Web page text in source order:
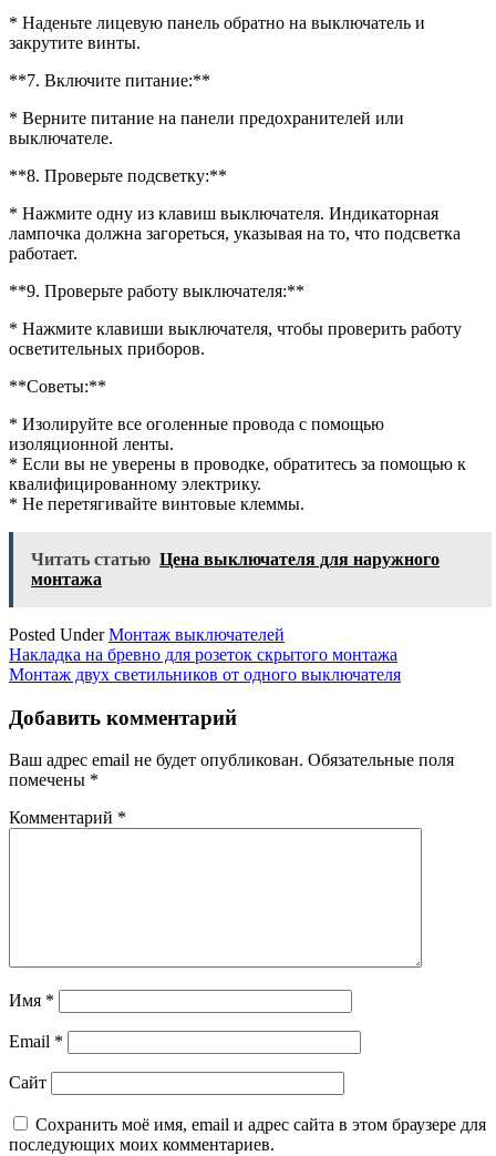
* Наденьте лицевую панель обратно на выключатель и
закрутите винты.
**7. Включите питание:**
* Верните питание на панели предохранителей или
выключателе.
**8. Проверьте подсветку:**
* Нажмите одну из клавиш выключателя. Индикаторная
лампочка должна загореться, указывая на то, что подсветка
работает.
**9. Проверьте работу выключателя:**
* Нажмите клавиши выключателя, чтобы проверить работу
осветительных приборов.
**Советы:**
* Изолируйте все оголенные провода с помощью
изоляционной ленты.
* Если вы не уверены в проводке, обратитесь за помощью к
квалифицированному электрику.
* Не перетягивайте винтовые клеммы.
Читать статью Цена выключателя для наружного
монтажа
Posted UnderМонтаж выключателей
Навигация
по
записям
Накладка на бревно для розеток скрытого монтажа
Монтаж двух светильников от одного выключателя
Добавить комментарий
Ваш адрес email не будет опубликован. Обязательные поля
помечены *
Комментарий *
Имя *
Email *
Сайт
Сохранить моё имя, email и адрес сайта в этом браузере для
последующих моих комментариев.